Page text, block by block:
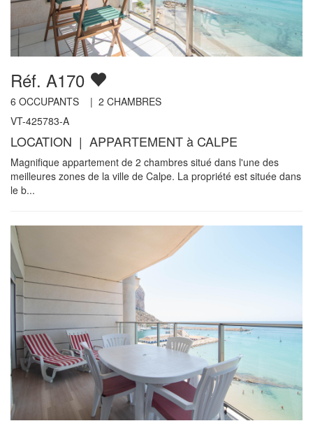
Réf. A170
6 OCCUPANTS | 2 CHAMBRES
VT-425783-A
LOCATION | APPARTEMENT à CALPE
Magnifique appartement de 2 chambres situé dans l'une des
meilleures zones de la ville de Calpe. La propriété est située dans
le b...